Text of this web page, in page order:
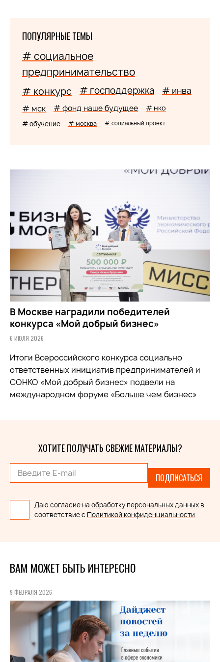
ПОПУЛЯРНЫЕ ТЕМЫ
# социальное
предпринимательство
# конкурс # господдержка # инва
# мск # фонд наше будущее # нко
# обучение # москва # социальный проект
В Москве наградили победителей
конкурса «Мой добрый бизнес»
6 ИЮЛЯ 2026
Итоги Всероссийского конкурса социально
ответственных инициатив предпринимателей и
СОНКО «Мой добрый бизнес» подвели на
международном форуме «Больше чем бизнес»
ХОТИТЕ ПОЛУЧАТЬ СВЕЖИЕ МАТЕРИАЛЫ?
ПОДПИСАТЬСЯ
Даю согласие на обработку персональных данных в
соответствие с Политикой конфиденциальности
ВАМ МОЖЕТ БЫТЬ ИНТЕРЕСНО
9 ФЕВРАЛЯ 2026